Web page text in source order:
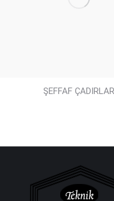
ŞEFFAF ÇADIRLAR